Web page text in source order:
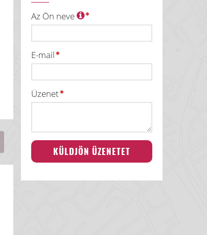
Az Ön neve
E-mail
Üzenet